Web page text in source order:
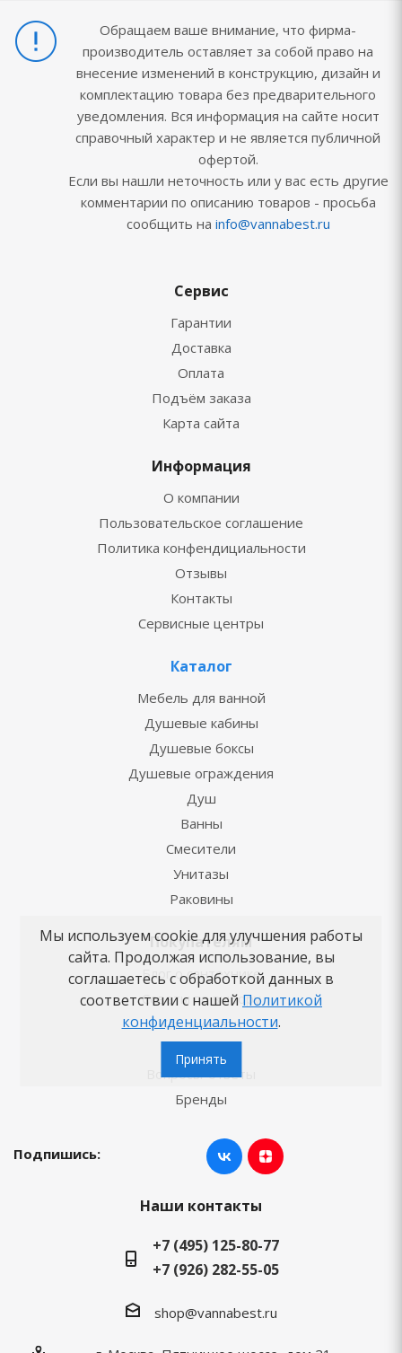
Обращаем ваше внимание, что фирма-
производитель оставляет за собой право на
внесение изменений в конструкцию, дизайн и
комплектацию товара без предварительного
уведомления. Вся информация на сайте носит
справочный характер и не является публичной
офертой.
Если вы нашли неточность или у вас есть другие
комментарии по описанию товаров - просьба
сообщить на info@vannabest.ru
Сервис
Гарантии
Доставка
Оплата
Подъём заказа
Карта сайта
Информация
О компании
Пользовательское соглашение
Политика конфендициальности
Отзывы
Контакты
Сервисные центры
Каталог
Мебель для ванной
Душевые кабины
Душевые боксы
Душевые ограждения
Душ
Ванны
Смесители
Унитазы
Раковины
Покупателям
Блог о сантехнике
Советы по выбору
Как заказать
Вопросы-ответы
Бренды
Подпишись:
Наши контакты
+7 (495) 125-80-77
+7 (926) 282-55-05
shop@vannabest.ru
Мы используем cookie для улучшения работы
сайта. Продолжая использование, вы
соглашаетесь с обработкой данных в
соответствии с нашей Политикой
конфиденциальности.
Принять